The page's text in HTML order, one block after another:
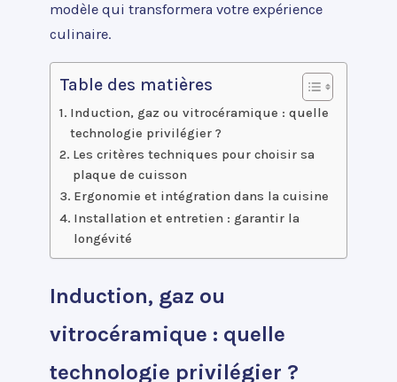
modèle qui transformera votre expérience
culinaire.
Table des matières
Induction, gaz ou vitrocéramique : quelle
technologie privilégier ?
Les critères techniques pour choisir sa
plaque de cuisson
Ergonomie et intégration dans la cuisine
Installation et entretien : garantir la
longévité
Induction, gaz ou
vitrocéramique : quelle
technologie privilégier ?